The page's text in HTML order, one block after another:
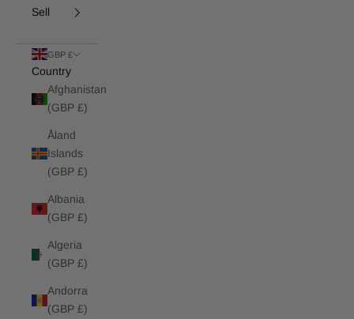
Sell
GBP £
Country
Afghanistan
(GBP £)
Åland
Islands
(GBP £)
Albania
(GBP £)
Algeria
(GBP £)
Andorra
(GBP £)